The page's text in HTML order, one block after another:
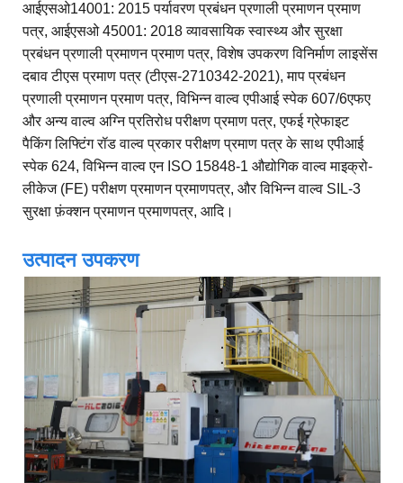
आईएसओ14001: 2015 पर्यावरण प्रबंधन प्रणाली प्रमाणन प्रमाण
पत्र, आईएसओ 45001: 2018 व्यावसायिक स्वास्थ्य और सुरक्षा
प्रबंधन प्रणाली प्रमाणन प्रमाण पत्र, विशेष उपकरण विनिर्माण लाइसेंस
दबाव टीएस प्रमाण पत्र (टीएस-2710342-2021), माप प्रबंधन
प्रणाली प्रमाणन प्रमाण पत्र, विभिन्न वाल्व एपीआई स्पेक 607/6एफए
और अन्य वाल्व अग्नि प्रतिरोध परीक्षण प्रमाण पत्र, एफई ग्रेफाइट
पैकिंग लिफ्टिंग रॉड वाल्व प्रकार परीक्षण प्रमाण पत्र के साथ एपीआई
स्पेक 624, विभिन्न वाल्व एन ISO 15848-1 औद्योगिक वाल्व माइक्रो-
लीकेज (FE) परीक्षण प्रमाणन प्रमाणपत्र, और विभिन्न वाल्व SIL-3
सुरक्षा फ़ंक्शन प्रमाणन प्रमाणपत्र, आदि।
उत्पादन उपकरण